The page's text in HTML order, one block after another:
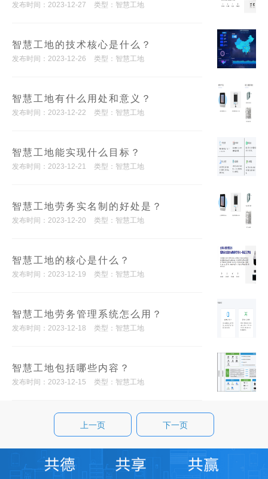
发布时间：2023-12-27 类型：智慧工地
智慧工地的技术核心是什么？
发布时间：2023-12-26 类型：智慧工地
智慧工地有什么用处和意义？
发布时间：2023-12-22 类型：智慧工地
智慧工地能实现什么目标？
发布时间：2023-12-21 类型：智慧工地
智慧工地劳务实名制的好处是？
发布时间：2023-12-20 类型：智慧工地
智慧工地的核心是什么？
发布时间：2023-12-19 类型：智慧工地
智慧工地劳务管理系统怎么用？
发布时间：2023-12-18 类型：智慧工地
智慧工地包括哪些内容？
发布时间：2023-12-15 类型：智慧工地
上一页 下一页